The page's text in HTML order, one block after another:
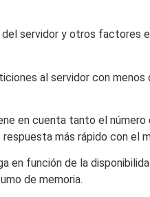
servidor y otros factores
al servidor con
en cuenta tanto el
más rápido con el
en función de la
de memoria.